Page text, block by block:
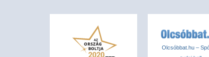
Szín
Luna Grey
1,8 kg
Olcsóbbat.hu –